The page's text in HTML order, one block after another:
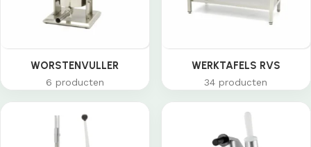
WORSTENVULLER
6 producten
WERKTAFELS RVS
34 producten